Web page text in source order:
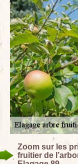
Zoom sur les
fruitier de